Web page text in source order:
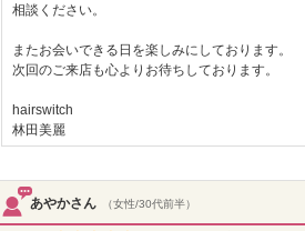
相談ください。
またお会いできる日を楽しみにしております。
次回のご来店も心よりお待ちしております。
hairswitch
林田美麗
あやかさん （女性/30代前半）